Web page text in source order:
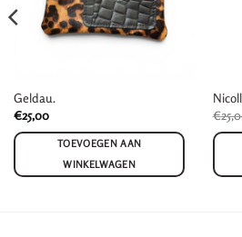
Geldau.
€25,00
TOEVOEGEN AAN
WINKELWAGEN
€